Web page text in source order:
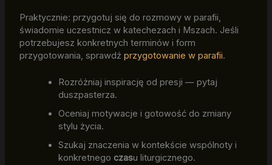
Praktycznie: przygotuj się do rozmowy w parafii,
świadomie uczestnicz w katechezach i Mszach. Jeśli
potrzebujesz konkretnych terminów i form
przygotowania, sprawdź przygotowanie w parafii.
Rozróżniaj inspirację od presji — pytaj
duszpasterza.
Oceniaj motywacje i gotowość do zmiany
stylu życia.
Szukaj znaczenia w kontekście wspólnoty i
konkretnego czasu liturgicznego.